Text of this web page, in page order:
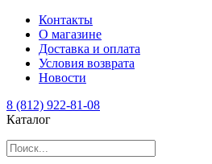
Контакты
О магазине
Доставка и оплата
Условия возврата
Новости
8 (812) 922-81-08
Каталог